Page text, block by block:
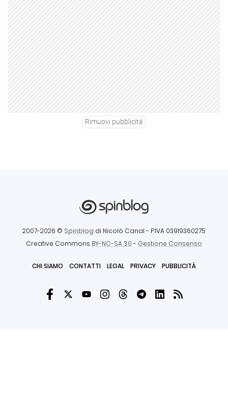
Rimuovi pubblicità
2007-2026 © Spinblog di Nicolò Canal - P.IVA 03919360275
Creative Commons BY-NC-SA 3.0- Gestione Consenso
CHI SIAMO CONTATTI LEGAL PRIVACY PUBBLICITÀ